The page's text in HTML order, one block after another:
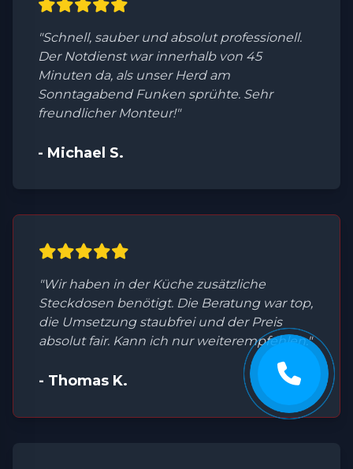
"Schnell, sauber und absolut professionell.
Der Notdienst war innerhalb von 45
Minuten da, als unser Herd am
Sonntagabend Funken sprühte. Sehr
freundlicher Monteur!"
- Michael S.
"Wir haben in der Küche zusätzliche
Steckdosen benötigt. Die Beratung war top,
die Umsetzung staubfrei und der Preis
absolut fair. Kann ich nur weiterempfehlen."
- Thomas K.